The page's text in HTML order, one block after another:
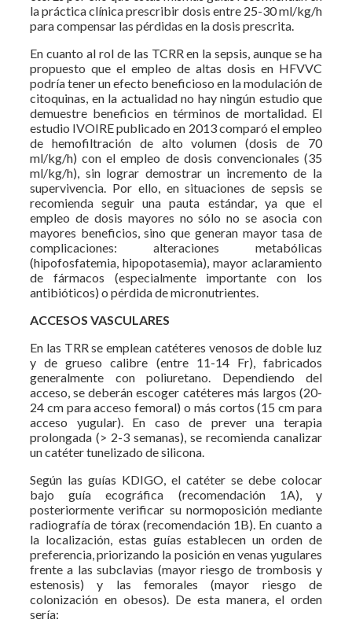
la práctica clínica prescribir dosis entre 25-30 ml/kg/h
para compensar las pérdidas en la dosis prescrita.
En cuanto al rol de las TCRR en la sepsis, aunque se ha
propuesto que el empleo de altas dosis en HFVVC
podría tener un efecto beneficioso en la modulación de
citoquinas, en la actualidad no hay ningún estudio que
demuestre beneficios en términos de mortalidad. El
estudio IVOIRE publicado en 2013 comparó el empleo
de hemofiltración de alto volumen (dosis de 70
ml/kg/h) con el empleo de dosis convencionales (35
ml/kg/h), sin lograr demostrar un incremento de la
supervivencia. Por ello, en situaciones de sepsis se
recomienda seguir una pauta estándar, ya que el
empleo de dosis mayores no sólo no se asocia con
mayores beneficios, sino que generan mayor tasa de
complicaciones: alteraciones metabólicas
(hipofosfatemia, hipopotasemia), mayor aclaramiento
de fármacos (especialmente importante con los
antibióticos) o pérdida de micronutrientes.
ACCESOS VASCULARES
En las TRR se emplean catéteres venosos de doble luz
y de grueso calibre (entre 11-14 Fr), fabricados
generalmente con poliuretano. Dependiendo del
acceso, se deberán escoger catéteres más largos (20-
24 cm para acceso femoral) o más cortos (15 cm para
acceso yugular). En caso de prever una terapia
prolongada (> 2-3 semanas), se recomienda canalizar
un catéter tunelizado de silicona.
Según las guías KDIGO, el catéter se debe colocar
bajo guía ecográfica (recomendación 1A), y
posteriormente verificar su normoposición mediante
radiografía de tórax (recomendación 1B). En cuanto a
la localización, estas guías establecen un orden de
preferencia, priorizando la posición en venas yugulares
frente a las subclavias (mayor riesgo de trombosis y
estenosis) y las femorales (mayor riesgo de
colonización en obesos). De esta manera, el orden
sería: